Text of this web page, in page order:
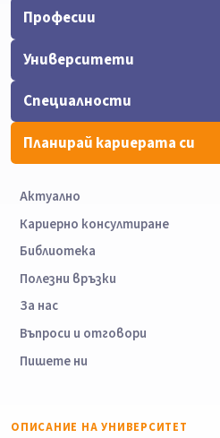
Професии
Университети
Специалности
Планирай кариерата си
Актуално
Кариерно консултиране
Библиотека
Полезни връзки
За нас
Въпроси и отговори
Пишете ни
ОПИСАНИЕ НА УНИВЕРСИТЕТ